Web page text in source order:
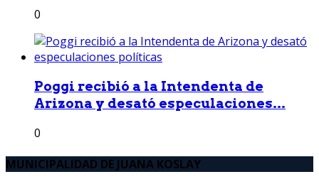
0
Poggi recibió a la Intendenta de
Arizona y desató especulaciones...
0
MUNICIPALIDAD DE JUANA KOSLAY